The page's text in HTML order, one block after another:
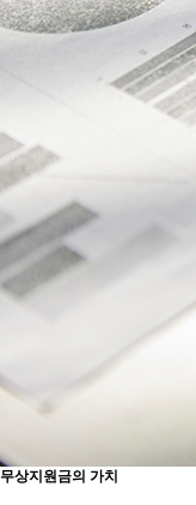
무상지원금의 가치